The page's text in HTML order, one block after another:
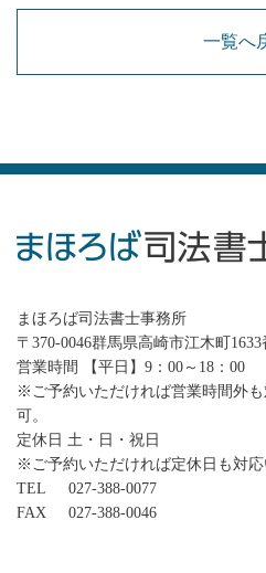
一覧へ
まほろば司法書士事務所
〒370-0046群馬県高崎市江木町1633
営業時間 【平日】9：00～18：00
※ご予約いただければ営業時間外
可。
定休日 土・日・祝日
※ご予約いただければ定休日も対応
TEL
027-388-0077
FAX
027-388-0046